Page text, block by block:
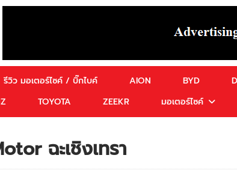
รีวิว มอเตอร์ไซค์ / บิ๊กไบค์ AION BYD
TOYOTA ZEEKR มอเตอร์ไซค์
ฉะเชิงเทรา